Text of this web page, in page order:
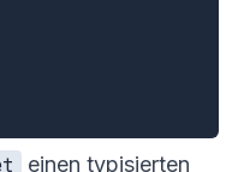
einen typisierten